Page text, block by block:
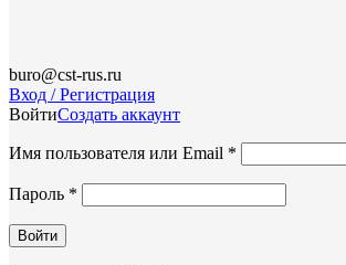
buro@cst-rus.ru
Вход / Регистрация
ВойтиСоздать аккаунт
Имя пользователя или Email *
Пароль *
Войти